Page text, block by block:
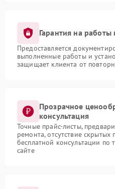
Гарантия на работы
Предоставляется
выполненные работы и
защищает клиента от
Прозрачное
консультация
Точные прайс-листы,
ремонта, отсутствие
бесплатной консультации по
сайте